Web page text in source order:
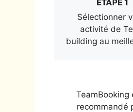
ÉTAPE 1
Sélectionner
activité de
building au
TeamBooking
recommandé